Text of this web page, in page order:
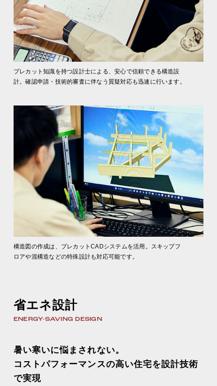
プレカット知識を持つ設計士による、安心で信頼できる構造設
計。確認申請・技術的審査に伴なう質疑対応も迅速に行います。
構造図の作成は、プレカットCADシステムを活用。スキップフ
ロアや混構造などの特殊設計も対応可能です。
省エネ設計
ENERGY-SAVING DESIGN
暑い寒いに悩まされない。
コストパフォーマンスの高い住宅を設計技術
で実現